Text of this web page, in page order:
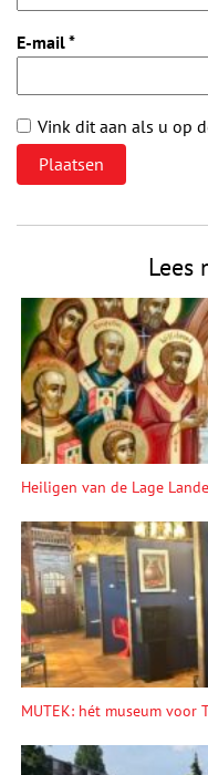
E-mail*
Vink dit aan als u op
Lees
Heiligen van de Lage
MUTEK: hét museum voor